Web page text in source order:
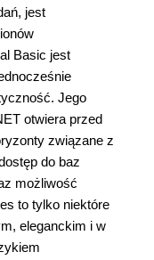
jest
Basic jest
Jego
otwiera przed
związane z
do baz
możliwość
to tylko niektóre
eleganckim i w